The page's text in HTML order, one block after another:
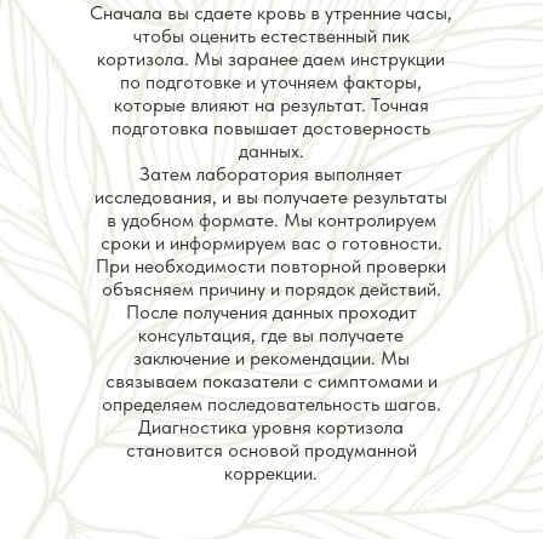
Сначала вы сдаете кровь в утренние часы,
чтобы оценить естественный пик
кортизола. Мы заранее даем инструкции
по подготовке и уточняем факторы,
которые влияют на результат. Точная
подготовка повышает достоверность
данных.
Затем лаборатория выполняет
исследования, и вы получаете результаты
в удобном формате. Мы контролируем
сроки и информируем вас о готовности.
При необходимости повторной проверки
объясняем причину и порядок действий.
После получения данных проходит
консультация, где вы получаете
заключение и рекомендации. Мы
связываем показатели с симптомами и
определяем последовательность шагов.
Диагностика уровня кортизола
становится основой продуманной
коррекции.